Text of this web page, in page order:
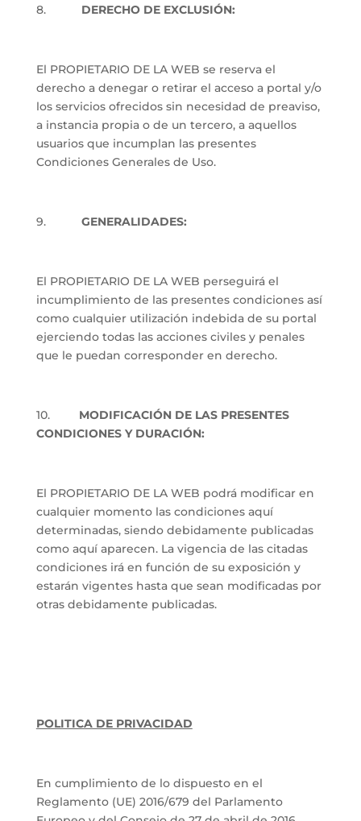
8. DERECHO DE EXCLUSIÓN:
El PROPIETARIO DE LA WEB se reserva el
derecho a denegar o retirar el acceso a portal y/o
los servicios ofrecidos sin necesidad de preaviso,
a instancia propia o de un tercero, a aquellos
usuarios que incumplan las presentes
Condiciones Generales de Uso.
9. GENERALIDADES:
El PROPIETARIO DE LA WEB perseguirá el
incumplimiento de las presentes condiciones así
como cualquier utilización indebida de su portal
ejerciendo todas las acciones civiles y penales
que le puedan corresponder en derecho.
10. MODIFICACIÓN DE LAS PRESENTES
CONDICIONES Y DURACIÓN:
El PROPIETARIO DE LA WEB podrá modificar en
cualquier momento las condiciones aquí
determinadas, siendo debidamente publicadas
como aquí aparecen. La vigencia de las citadas
condiciones irá en función de su exposición y
estarán vigentes hasta que sean modificadas por
otras debidamente publicadas.
POLITICA DE PRIVACIDAD
En cumplimiento de lo dispuesto en el
Reglamento (UE) 2016/679 del Parlamento